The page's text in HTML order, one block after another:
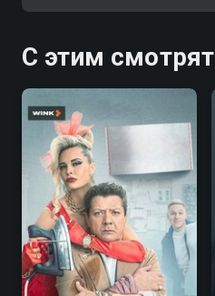
С этим смотрят